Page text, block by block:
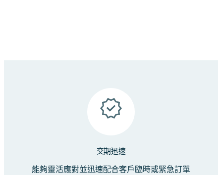
交期迅速
能夠靈活應對並迅速配合客戶臨時或緊急訂單